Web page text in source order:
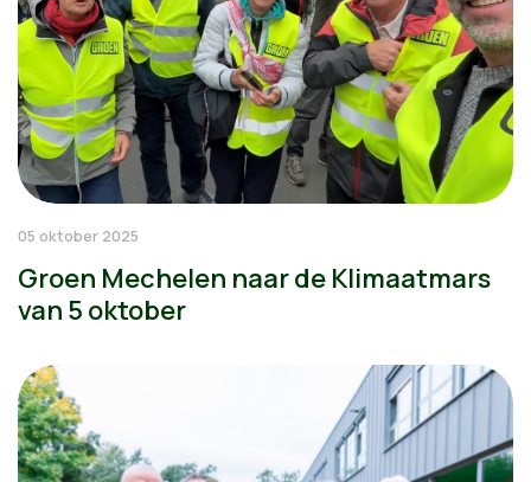
05 oktober 2025
Groen Mechelen naar de Klimaatmars
van 5 oktober